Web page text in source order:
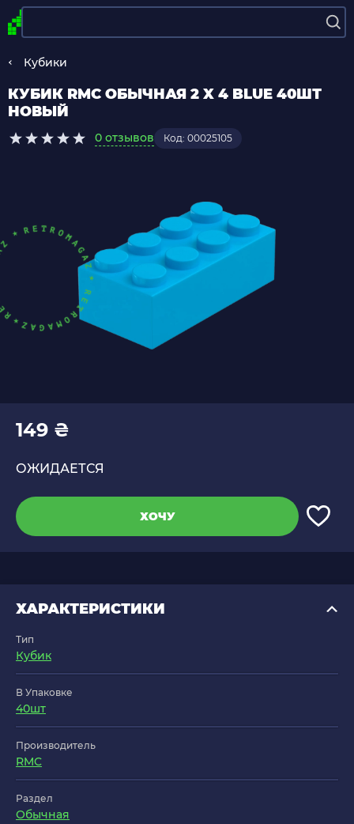
Кубики
КУБИК RMC ОБЫЧНАЯ 2 X 4 BLUE 40ШТ
НОВЫЙ
0 отзывов Код: 00025105
149 ₴
ОЖИДАЕТСЯ
ХОЧУ
ХАРАКТЕРИСТИКИ
Тип
Кубик
В Упаковке
40шт
Производитель
RMC
Раздел
Обычная